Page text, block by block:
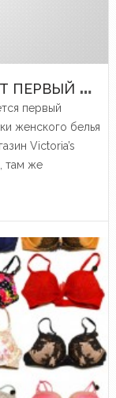
V
ICTORIA’S SECRET ОТКРЫВАЕТ ПЕРВЫЙ ПОЛНОФОРМАТНЫЙ МАГАЗИН В РОССИИ
первый
женского белья
Victoria’s
там же